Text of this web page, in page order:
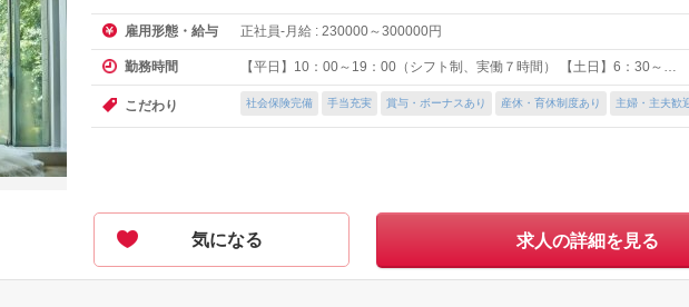
雇用形態・給与 正社員-月給 : 230000～300000円
勤務時間 【平日】10：00～19：00（シフト制、実働７時間） 【土日】6：30～…
こだわり 社会保険完備 手当充実 賞与・ボーナスあり 産休・育休制度あり 主婦・主夫歓
気になる 求人の詳細を見る